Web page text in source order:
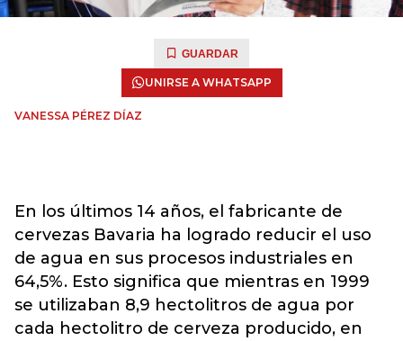
GUARDAR
UNIRSE A WHATSAPP
VANESSA PÉREZ DÍAZ
En los últimos 14 años, el fabricante de
cervezas Bavaria ha logrado reducir el uso
de agua en sus procesos industriales en
64,5%. Esto significa que mientras en 1999
se utilizaban 8,9 hectolitros de agua por
cada hectolitro de cerveza producido, en